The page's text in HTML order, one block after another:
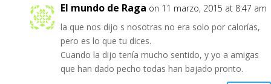
El mundo de Raga on 11 marzo, 2015 at 8:47 am
la que nos dijo s nosotras no era solo por calorías,
pero es lo que tu dices.
Cuando la dijo tenía mucho sentido, y yo a amigas
que han dado pecho todas han bajado pronto.